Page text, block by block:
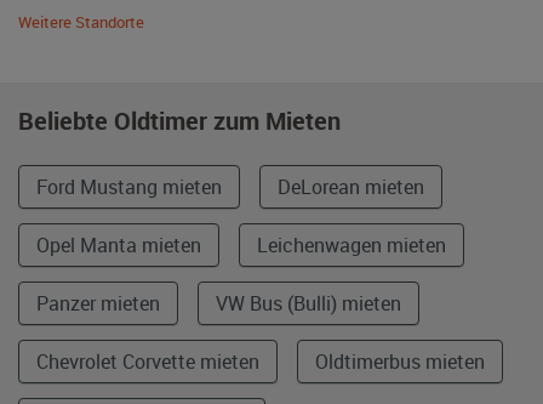
Weitere Standorte
Beliebte Oldtimer zum Mieten
Ford Mustang mieten DeLorean mieten
Opel Manta mieten Leichenwagen mieten
Panzer mieten VW Bus (Bulli) mieten
Chevrolet Corvette mieten Oldtimerbus mieten